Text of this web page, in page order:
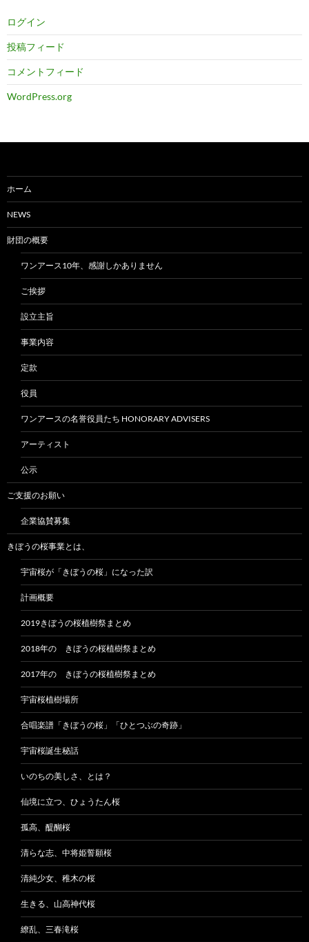
ログイン
投稿フィード
コメントフィード
WordPress.org
ホーム
NEWS
財団の概要
ワンアース10年、感謝しかありません
ご挨拶
設立主旨
事業内容
定款
役員
ワンアースの名誉役員たち HONORARY ADVISERS
アーティスト
公示
ご支援のお願い
企業協賛募集
きぼうの桜事業とは、
宇宙桜が「きぼうの桜」になった訳
計画概要
2019きぼうの桜植樹祭まとめ
2018年の きぼうの桜植樹祭まとめ
2017年の きぼうの桜植樹祭まとめ
宇宙桜植樹場所
合唱楽譜「きぼうの桜」「ひとつぶの奇跡」
宇宙桜誕生秘話
いのちの美しさ、とは？
仙境に立つ、ひょうたん桜
孤高、醍醐桜
清らな志、中将姫誓願桜
清純少女、稚木の桜
生きる、山高神代桜
繚乱、三春滝桜